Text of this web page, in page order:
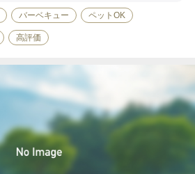
バーベキュー ペットOK
高評価